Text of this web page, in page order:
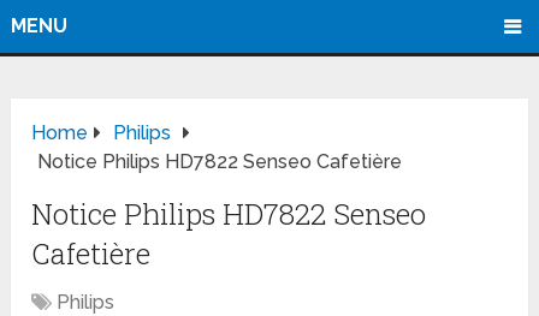
MENU
Home
Philips
Notice Philips HD7822 Senseo Cafetière
Notice Philips HD7822 Senseo
Cafetière
Philips